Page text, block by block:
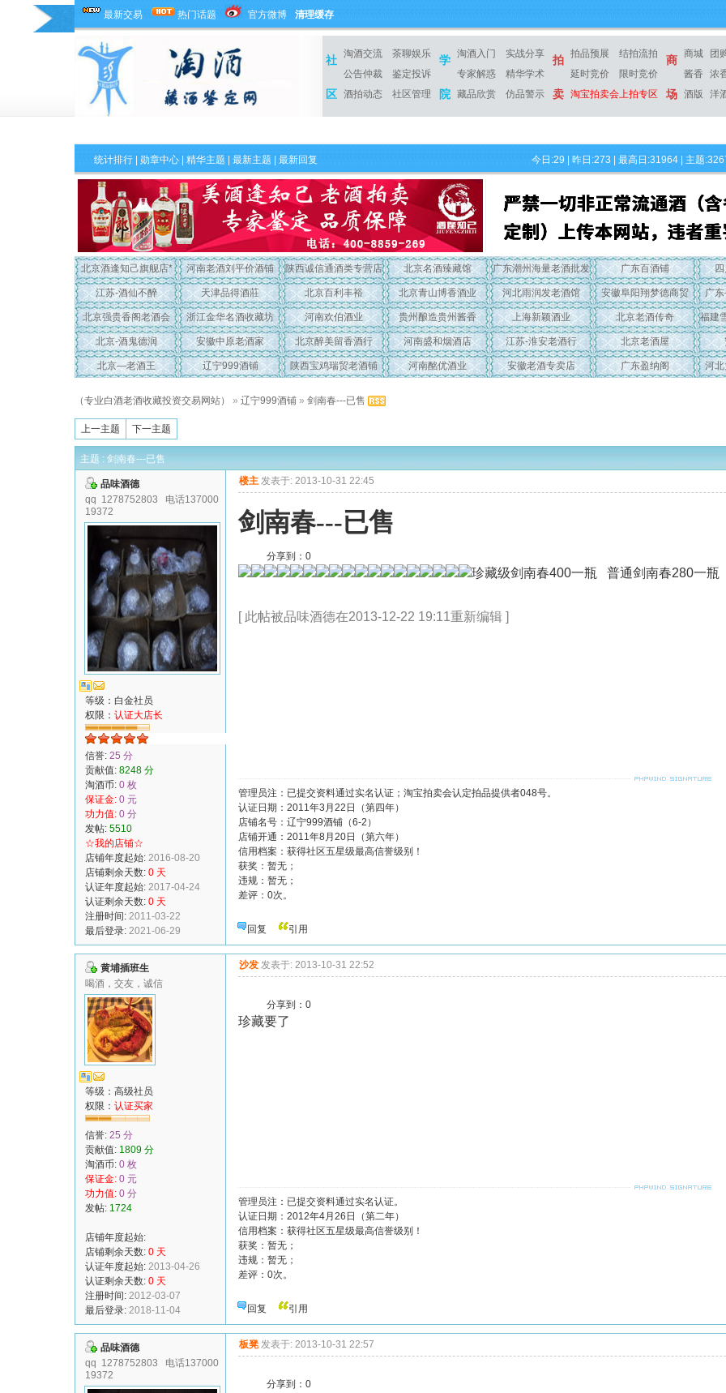
最新交易 热门话题 官方微博 清理缓存
社
区
淘酒交流
茶聊娱乐
公告仲裁
鉴定投诉
酒拍动态
社区管理
学
院
淘酒入门
实战分享
专家解惑
精华学术
藏品欣赏
仿品警示
拍
卖
拍品预展
结拍流拍
延时竞价
限时竞价
淘宝拍卖会上拍专区
商
场
商城
团
酱香
浓
酒版
洋
统计排行 勋章中心 精华主题 最新主题 | 最新回复 今日:29 | 昨日:273 | 最高日:31964 | 主题
北京酒逢知己旗舰店* 河南老酒刘平价酒铺 陕西诚信通酒类专营店 北京名酒臻藏馆 广东潮州海量老酒批发 广东百酒铺
江苏-酒仙不醉 天津品得酒莊 北京百利丰裕 北京青山博香酒业 河北雨润发老酒馆 安徽阜阳翔梦德商贸 广
北京强贵香阁老酒会 浙江金华名酒收藏坊 河南欢伯酒业 贵州酿造贵州酱香 上海新颖酒业 北京老酒传奇 福建
北京-酒鬼德润 安徽中原老酒家 北京醉美留香酒行 河南盛和烟酒店 江苏-淮安老酒行 北京老酒屋
北京—老酒王 辽宁999酒铺 陕西宝鸡瑞贸老酒铺 河南酩优酒业 安徽老酒专卖店 广东盈纳阁 河
（专业白酒老酒收藏投资交易网站） » 辽宁999酒铺 » 剑南春---已售
上一主题 下一主题
主题 : 剑南春---已售
品味酒德
qq 1278752803 电话137000
19372
等级：白金社员
权限： 认证大店长
信誉: 25 分
贡献值: 8248 分
淘酒币: 0 枚
保证金: 0 元
功力值: 0 分
发帖: 5510
☆我的店铺☆
店铺年度起始: 2016-08-20
店铺剩余天数: 0 天
认证年度起始: 2017-04-24
认证剩余天数: 0 天
注册时间: 2011-03-22
最后登录: 2021-06-29
楼主 发表于: 2013-10-31 22:45
剑南春---已售
分享到： 0
珍藏级剑南春400一瓶 普通剑南春280一
[ 此帖被品味酒德在2013-12-22 19:11重新编辑 ]
管理员注：已提交资料通过实名认证；淘宝拍卖会认定拍品提供者048号。
认证日期：2011年3月22日（第四年）
店铺名号：辽宁999酒铺（6-2）
店铺开通：2011年8月20日（第六年）
信用档案：获得社区五星级最高信誉级别！
获奖：暂无；
违规：暂无；
差评：0次。
回复 引用
黄埔插班生
喝酒，交友，诚信
等级：高级社员
权限： 认证买家
信誉: 25 分
贡献值: 1809 分
淘酒币: 0 枚
保证金: 0 元
功力值: 0 分
发帖: 1724
店铺年度起始:
店铺剩余天数: 0 天
认证年度起始: 2013-04-26
认证剩余天数: 0 天
注册时间: 2012-03-07
最后登录: 2018-11-04
沙发 发表于: 2013-10-31 22:52
分享到： 0
珍藏要了
管理员注：已提交资料通过实名认证。
认证日期：2012年4月26日（第二年）
信用档案：获得社区五星级最高信誉级别！
获奖：暂无；
违规：暂无；
差评：0次。
回复 引用
品味酒德
qq 1278752803 电话137000
19372
板凳 发表于: 2013-10-31 22:57
分享到： 0